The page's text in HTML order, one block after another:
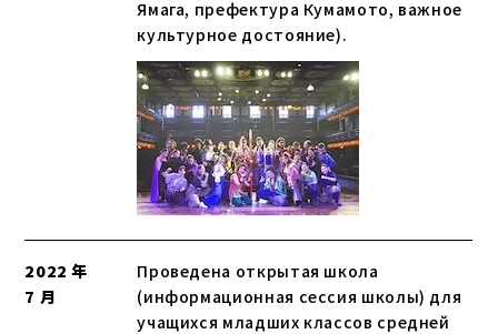
Ямага, префектура Кумамото, важное
культурное достояние).
2022 年
7 月
Проведена открытая школа
(информационная сессия школы) для
учащихся младших классов средней